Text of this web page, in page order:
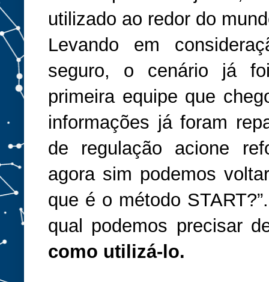
utilizado ao redor do
Levando em
seguro, o cenário já
primeira equipe que
informações já foram
de regulação acione
agora sim podemos
que é o método
qual podemos precisar
como utilizá-lo.